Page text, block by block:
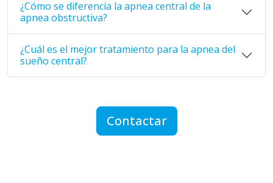
¿Cómo se diferencia la apnea central de la
apnea obstructiva?
¿Cuál es el mejor tratamiento para la apnea del
sueño central?
Contactar